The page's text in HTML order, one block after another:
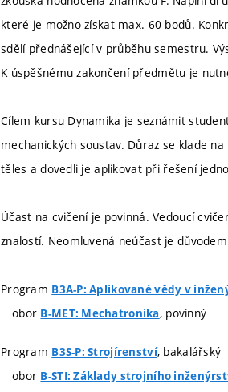
které je možno získat max. 60 bodů.
sdělí přednášející v průběhu semestru.
K úspěšnému zakončení předmětu je
Cílem kursu Dynamika je seznámit
mechanických soustav. Důraz se klade
těles a dovedli je aplikovat při řešení
Účast na cvičení je povinná. Vedoucí
znalostí. Neomluvená neúčast je
Program B3A-P: Aplikované vědy v
obor B-MET: Mechatronika, povinný
Program B3S-P: Strojírenství, bakalářský
obor B-STI: Základy strojního